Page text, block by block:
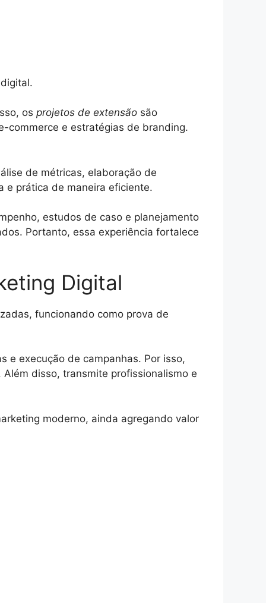
os projetos de extensão são
commerce e estratégias de branding.
de métricas, elaboração de
e prática de maneira eficiente.
estudos de caso e planejamento
Portanto, essa experiência fortalece
Digital
funcionando como prova de
e execução de campanhas. Por isso,
disso, transmite profissionalismo e
moderno, ainda agregando valor